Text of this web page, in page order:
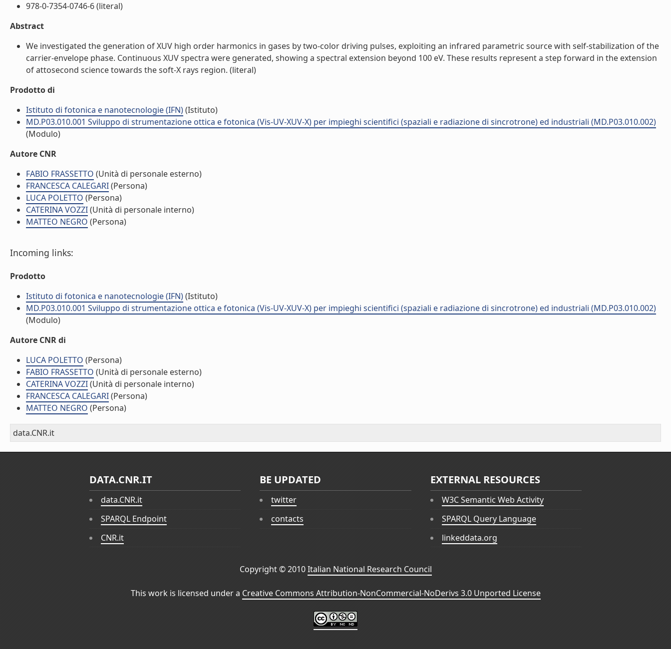
978-0-7354-0746-6 (literal)
Abstract
We investigated the generation of XUV high order harmonics in gases by two-color driving pulses, exploiting an infrared parametric source with self-stabilization of the
carrier-envelope phase. Continuous XUV spectra were generated, showing a spectral extension beyond 100 eV. These results represent a step forward in the extension
of attosecond science towards the soft-X rays region. (literal)
Prodotto di
Istituto di fotonica e nanotecnologie (IFN)(Istituto)
MD.P03.010.001 Sviluppo di strumentazione ottica e fotonica (Vis-UV-XUV-X) per impieghi scientifici (spaziali e radiazione di sincrotrone) ed industriali (MD.P03.010.002)
(Modulo)
Autore CNR
FABIO FRASSETTO (Unità di personale esterno)
FRANCESCA CALEGARI(Persona)
LUCA POLETTO (Persona)
CATERINA VOZZI(Unità di personale interno)
MATTEO NEGRO (Persona)
Incoming links:
Prodotto
Istituto di fotonica e nanotecnologie (IFN)(Istituto)
MD.P03.010.001 Sviluppo di strumentazione ottica e fotonica (Vis-UV-XUV-X) per impieghi scientifici (spaziali e radiazione di sincrotrone) ed industriali (MD.P03.010.002)
(Modulo)
Autore CNR di
LUCA POLETTO (Persona)
FABIO FRASSETTO (Unità di personale esterno)
CATERINA VOZZI(Unità di personale interno)
FRANCESCA CALEGARI(Persona)
MATTEO NEGRO (Persona)
data.CNR.it
DATA.CNR.IT
data.CNR.it
SPARQL Endpoint
CNR.it
BE UPDATED
twitter
contacts
EXTERNAL RESOURCES
W3C Semantic Web Activity
SPARQL Query Language
linkeddata.org
Copyright © 2010Italian National Research Council
This work is licensed under a Creative Commons Attribution-NonCommercial-NoDerivs 3.0 Unported License